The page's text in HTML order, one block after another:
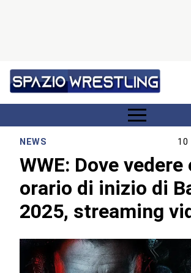
NEWS 10
WWE: Dove vedere
orario di inizio di
2025, streaming